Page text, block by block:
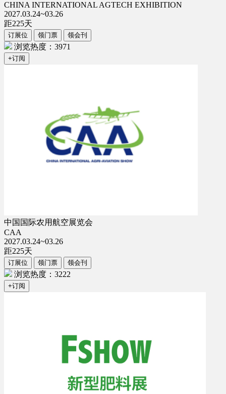
CHINA INTERNATIONAL AGTECH EXHIBITION
2027.03.24~03.26
距225天
订展位 领门票 领会刊
浏览热度：3971
+订阅
中国国际农用航空展览会
CAA
2027.03.24~03.26
距225天
订展位 领门票 领会刊
浏览热度：3222
+订阅